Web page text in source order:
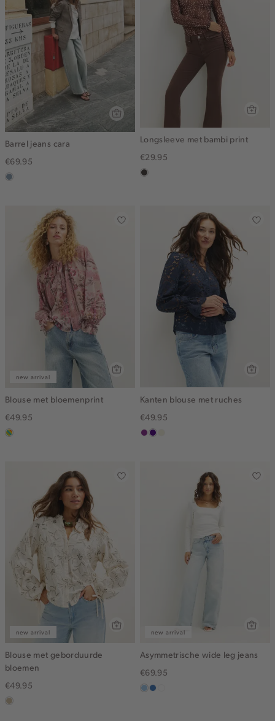
Barrel jeans cara
€69.95
dusty
Longsleeve met bambi print
€29.95
choco
new arrival
Blouse met bloemenprint
€49.95
meerkleurig
Kanten blouse met ruches
€49.95
middenpaars
indigo
new arrival
Blouse met geborduurde
bloemen
€49.95
lichtzand
new arrival
Asymmetrische wide leg jeans
€69.95
blauw,blauw,